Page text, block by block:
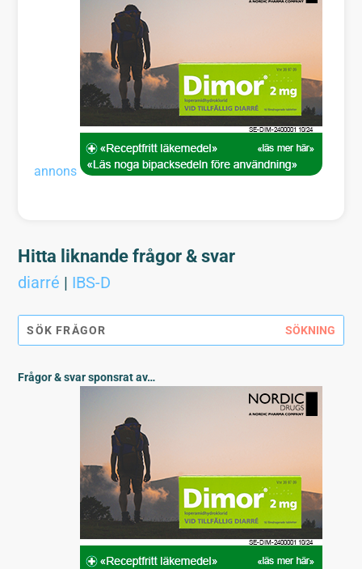
annons
Hitta liknande frågor & svar
diarré | IBS-D
Frågor & svar sponsrat av…